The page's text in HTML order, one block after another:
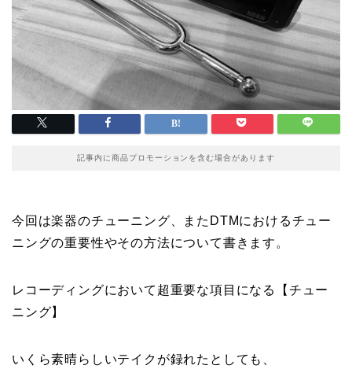
記事内に商品プロモーションを含む場合があります
今回は楽器のチューニング、またDTMにおけるチュー
ニングの重要性やその方法について書きます。
レコーディングにおいて超重要な項目になる【チュー
ニング】
いくら素晴らしいテイクが録れたとしても、